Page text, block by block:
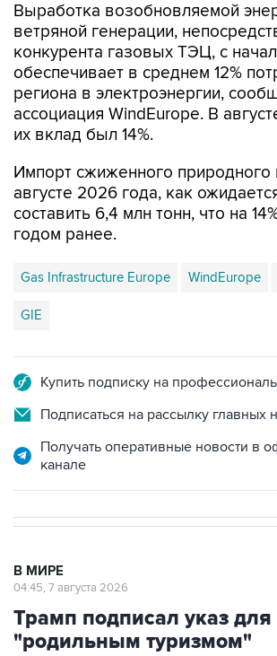
Выработка возобновляемой
ветряной генерации,
конкурента газовых ТЭЦ, с
обеспечивает в среднем 12%
региона в электроэнергии,
ассоциация WindEurope. В
их вклад был 14%.
Импорт сжиженного природного
августе 2026 года, как
составить 6,4 млн тонн, что на
годом ранее.
Gas Infrastructure Europe WindEurope
GIE
Купить подписку на
Подписаться на рассылку главных
Получать оперативные новости в
канале
В МИРЕ
04:45, 7 августа 2026
Трамп подписал указ
"родильным туризмом"